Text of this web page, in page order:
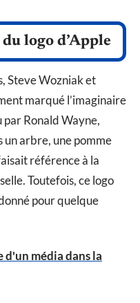
logo d’Apple
Steve Wozniak et
marqué l’imaginaire
Ronald Wayne,
un arbre, une pomme
référence à la
Toutefois, ce logo
pour quelque
média dans la